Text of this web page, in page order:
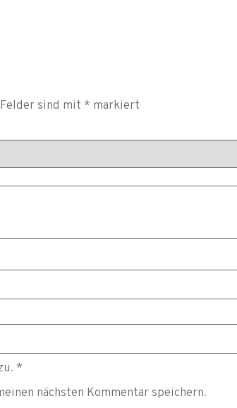
sind mit * markiert
*
nächsten Kommentar speichern.